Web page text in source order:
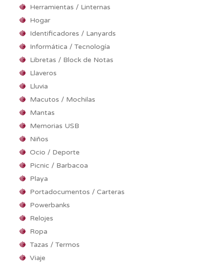
Herramientas / Linternas
Hogar
Identificadores / Lanyards
Informática / Tecnología
Libretas / Block de Notas
Llaveros
Lluvia
Macutos / Mochilas
Mantas
Memorias USB
Niños
Ocio / Deporte
Picnic / Barbacoa
Playa
Portadocumentos / Carteras
Powerbanks
Relojes
Ropa
Tazas / Termos
Viaje